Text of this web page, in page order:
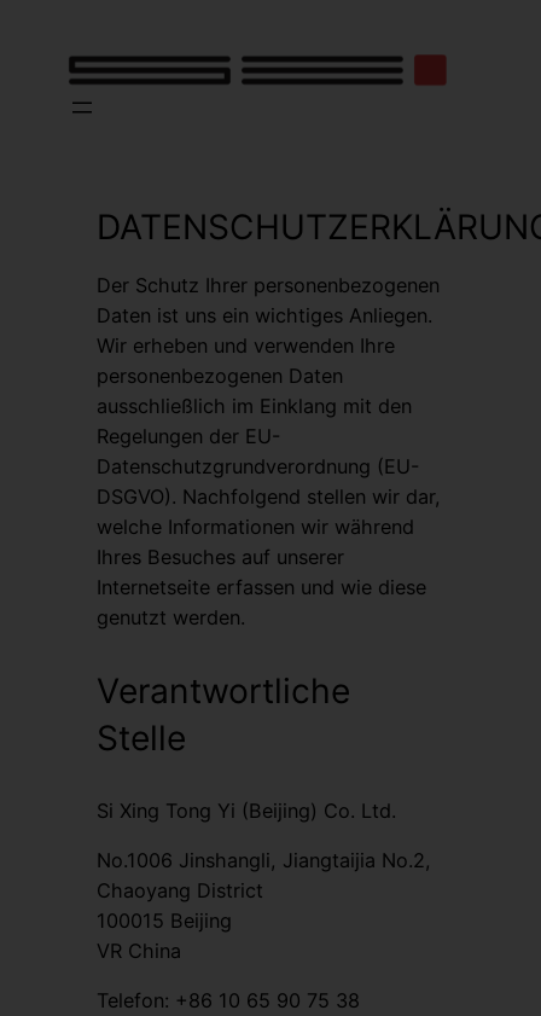
Der Schutz Ihrer personenbezogenen
Daten ist uns ein wichtiges Anliegen.
Wir erheben und verwenden Ihre
personenbezogenen Daten
ausschließlich im Einklang mit den
Regelungen der EU-
Datenschutzgrundverordnung (EU-
DSGVO). Nachfolgend stellen wir dar,
welche Informationen wir während
Ihres Besuches auf unserer
Internetseite erfassen und wie diese
genutzt werden.
Verantwortliche
Stelle
Si Xing Tong Yi (Beijing) Co. Ltd.
No.1006 Jinshangli, Jiangtaijia No.2,
Chaoyang District
100015 Beijing
VR China
Telefon: +86 10 65 90 75 38